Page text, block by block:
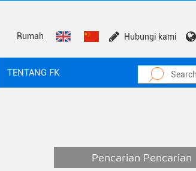
Rumah Hubungi kami
TENTANG FK
Pencarian Pencarian